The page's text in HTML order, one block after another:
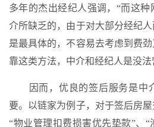
多年的杰出经纪人强调，“而这
介所缺乏的，由于对大部分经纪
是最具体的，不容易去考虑到费
靠这类方法，中介和经纪人是没
因而，优良的签后服务是中
要。以链家为例子，对于签后房
“物业管理扣费损害优先垫款”、